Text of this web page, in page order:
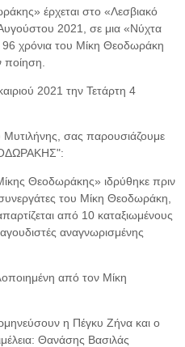
έρχεται στο «Λεσβιακό
2021, σε μια «Νύχτα
96 χρόνια του Μίκη Θεοδωράκη
ποίηση.
2021 την Τετάρτη 4
σας παρουσιάζουμε
Θεοδωράκης» ιδρύθηκε πριν
του Μίκη Θεοδωράκη,
από 10 καταξιωμένους
αναγνωρισμένης
από τον Μίκη
η Πέγκυ Ζήνα και ο
Θανάσης Βασιλάς